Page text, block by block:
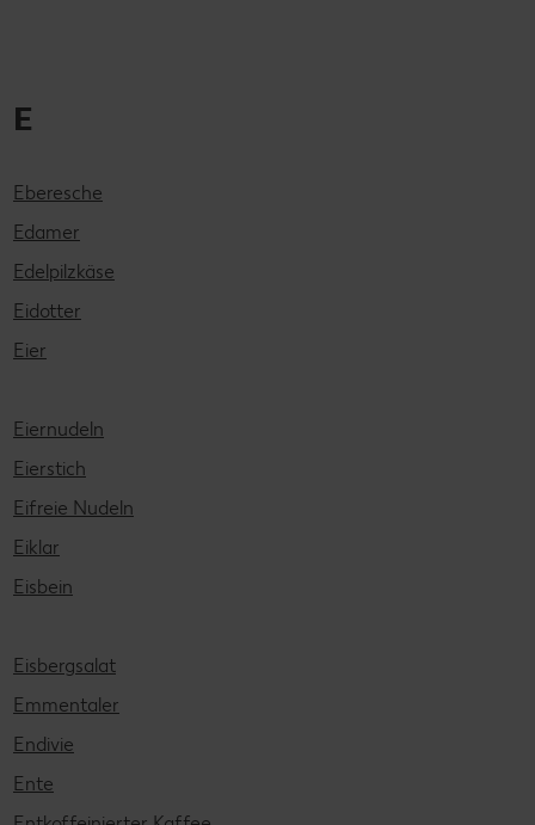
E
Eberesche
Edamer
Edelpilzkäse
Eidotter
Eier
Eiernudeln
Eierstich
Eifreie Nudeln
Eiklar
Eisbein
Eisbergsalat
Emmentaler
Endivie
Ente